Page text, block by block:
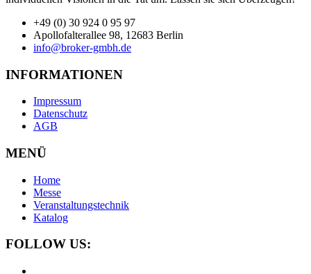
+49 (0) 30 924 0 95 97
Apollofalterallee 98, 12683 Berlin
info@broker-gmbh.de
INFORMATIONEN
Impressum
Datenschutz
AGB
MENÜ
Home
Messe
Veranstaltungstechnik
Katalog
FOLLOW US: